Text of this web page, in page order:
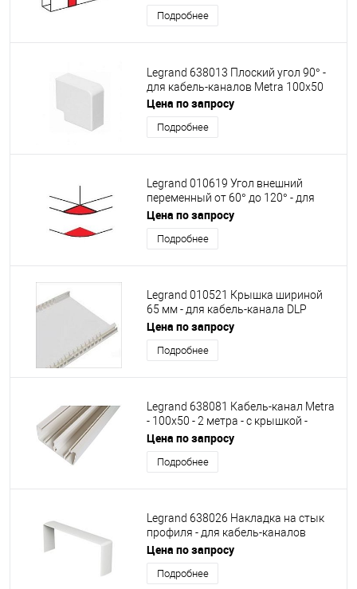
Подробнее
Legrand 638013 Плоский угол 90° -
для кабель-каналов Metra 100x50
Цена по запросу
Подробнее
Legrand 010619 Угол внешний
переменный от 60° до 120° - для
кабель-каналов DLP 50х105 - белый
Цена по запросу
Подробнее
Legrand 010521 Крышка шириной
65 мм - для кабель-канала DLP
35х80, 65х150, 65х195, 65х220 - 2м -
белый
Цена по запросу
Подробнее
Legrand 638081 Кабель-канал Metra
- 100x50 - 2 метра - с крышкой -
белый
Цена по запросу
Подробнее
Legrand 638026 Накладка на стык
профиля - для кабель-каналов
Metra 85x50
Цена по запросу
Подробнее